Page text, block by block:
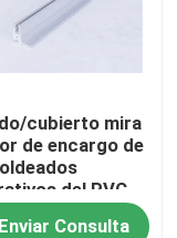
cubierto mira
de encargo de
del PVC
Enviar Consulta